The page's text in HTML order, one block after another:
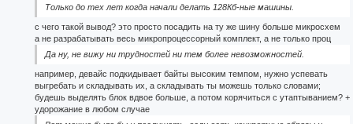
Только до тех лет когда начали делать 128Кб-ные машины.
с чего такой вывод? это просто посадить на ту же шину больше микросхем
а не разрабатывать весь микропроцессорный комплект, а не только проц
Да ну, не вижу ни трудностей ни тем более невозможностей.
например, девайс подкидывает байты высоким темпом, нужно успевать
выгребать и складывать их, а складывать ты можешь только словами;
будешь выделять блок вдвое больше, а потом корячиться с утаптыванием? +
удорожание в любом случае